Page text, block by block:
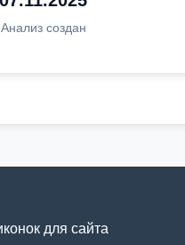
Анализ создан
для сайта